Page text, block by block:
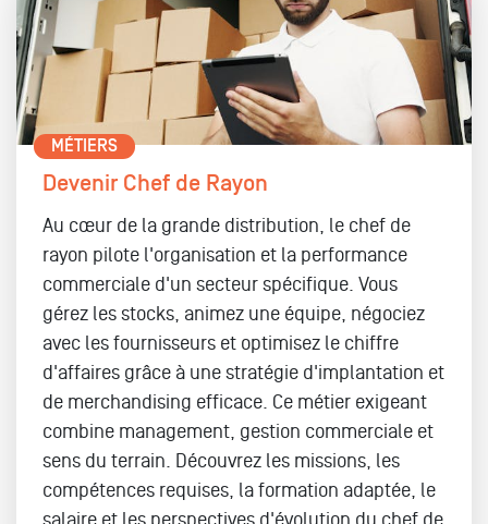
MÉTIERS
Devenir Chef de Rayon
Au cœur de la grande distribution, le chef de
rayon pilote l'organisation et la performance
commerciale d'un secteur spécifique. Vous
gérez les stocks, animez une équipe, négociez
avec les fournisseurs et optimisez le chiffre
d'affaires grâce à une stratégie d'implantation et
de merchandising efficace. Ce métier exigeant
combine management, gestion commerciale et
sens du terrain. Découvrez les missions, les
compétences requises, la formation adaptée, le
salaire et les perspectives d'évolution du chef de